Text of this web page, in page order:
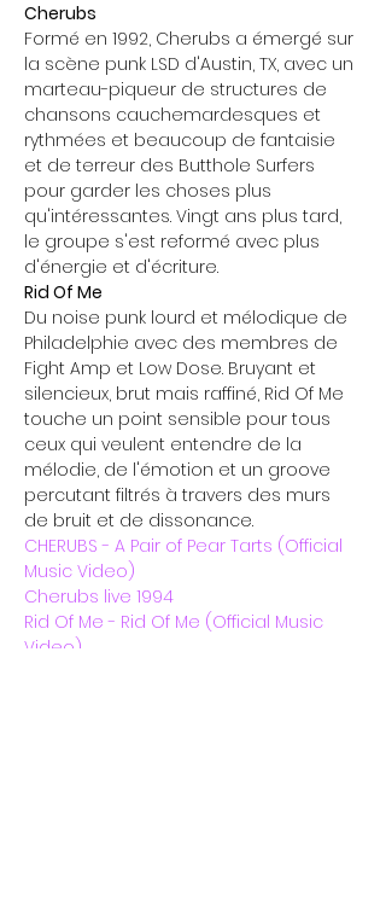
Cherubs
Formé en 1992, Cherubs a émergé sur
la scène punk LSD d'Austin, TX, avec un
marteau-piqueur de structures de
chansons cauchemardesques et
rythmées et beaucoup de fantaisie
et de terreur des Butthole Surfers
pour garder les choses plus
qu'intéressantes. Vingt ans plus tard,
le groupe s'est reformé avec plus
d'énergie et d'écriture.
Rid Of Me
Du noise punk lourd et mélodique de
Philadelphie avec des membres de
Fight Amp et Low Dose. Bruyant et
silencieux, brut mais raffiné, Rid Of Me
touche un point sensible pour tous
ceux qui veulent entendre de la
mélodie, de l'émotion et un groove
percutant filtrés à travers des murs
de bruit et de dissonance.
CHERUBS - A Pair of Pear Tarts (Official
Music Video)
Cherubs live 1994
Rid Of Me - Rid Of Me (Official Music
Video)